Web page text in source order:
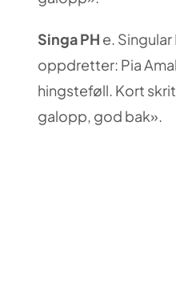
Singa PH e. Singular
oppdretter: Pia
hingsteføll. Kort
galopp, god bak».